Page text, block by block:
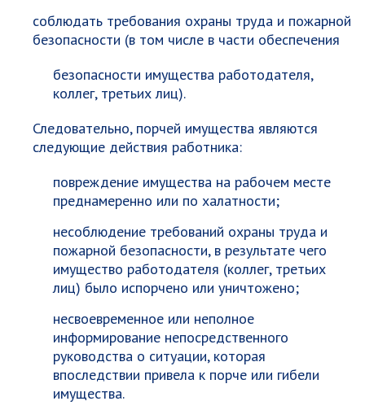
соблюдать требования охраны труда и пожарной
безопасности (в том числе в части обеспечения
безопасности имущества работодателя,
коллег, третьих лиц).
Следовательно, порчей имущества являются
следующие действия работника:
повреждение имущества на рабочем месте
преднамеренно или по халатности;
несоблюдение требований охраны труда и
пожарной безопасности, в результате чего
имущество работодателя (коллег, третьих
лиц) было испорчено или уничтожено;
несвоевременное или неполное
информирование непосредственного
руководства о ситуации, которая
впоследствии привела к порче или гибели
имущества.